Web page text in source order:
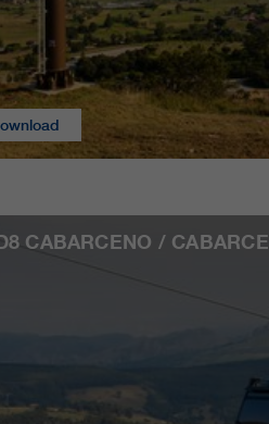
CABARCENO /